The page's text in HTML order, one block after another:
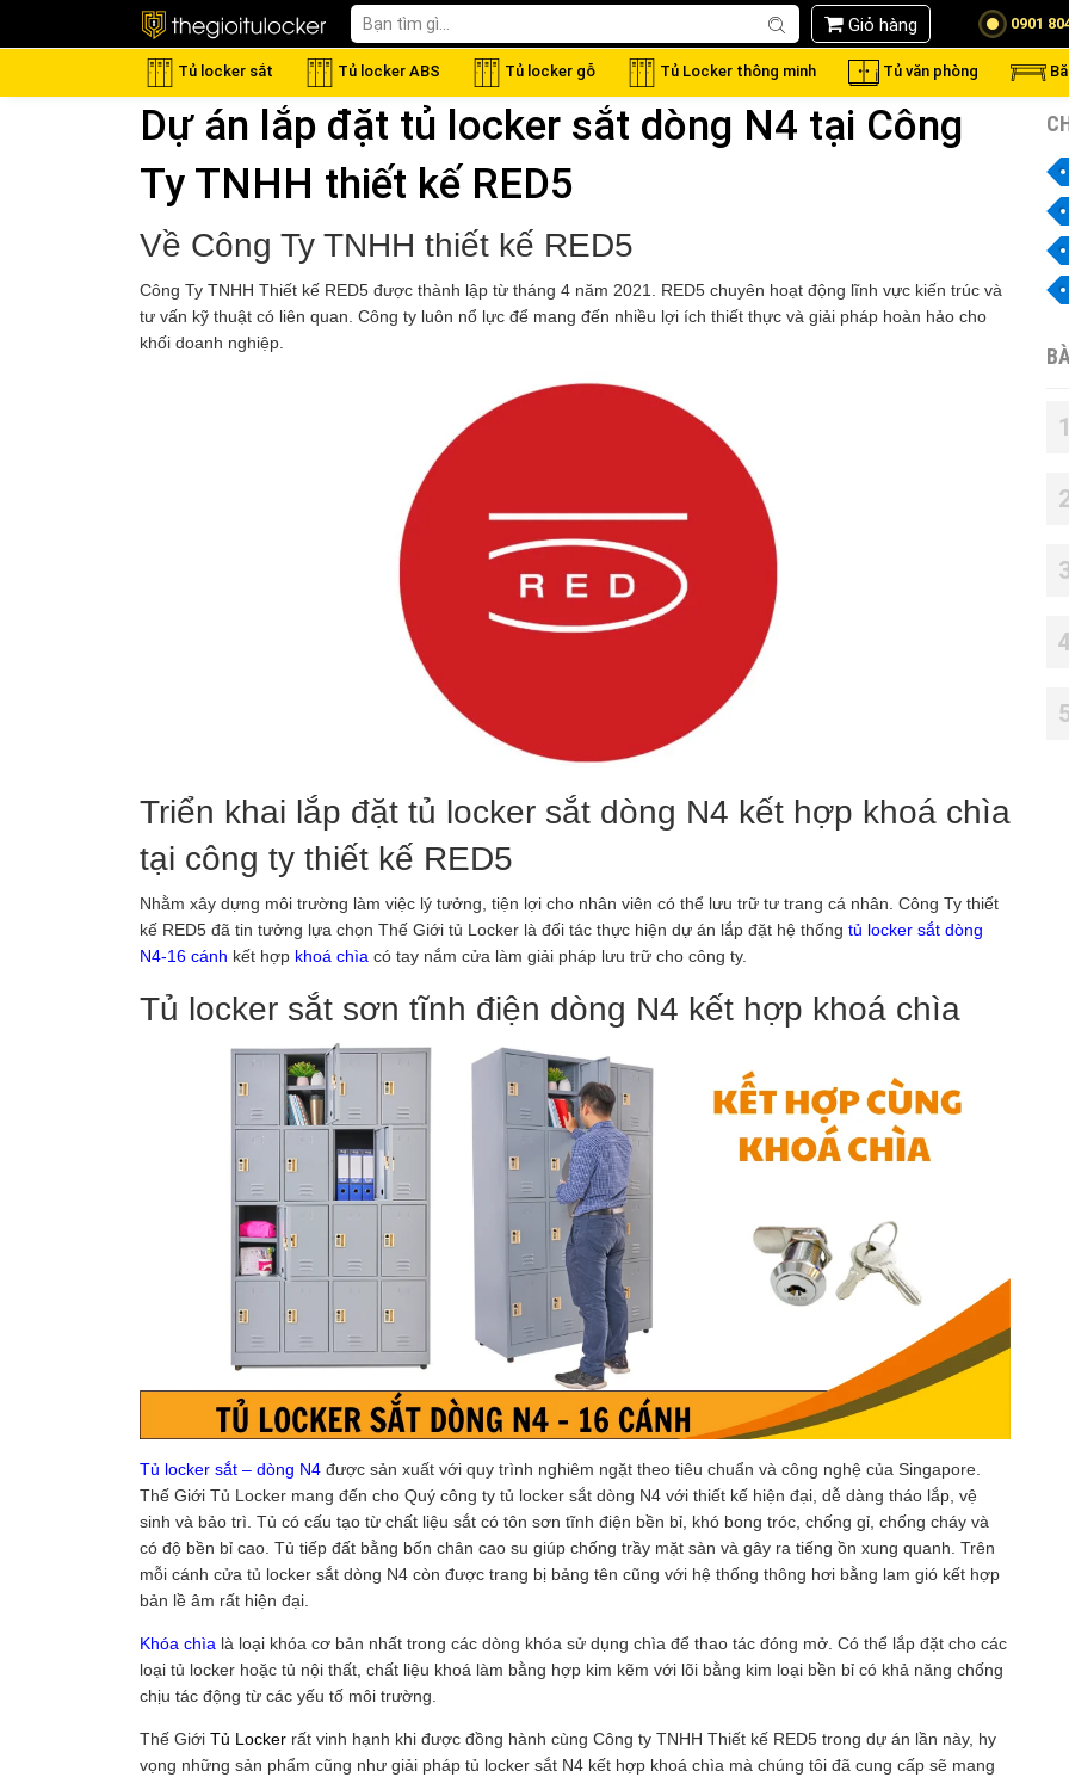
Giỏ hàng 0901
Tủ locker sắt Tủ locker ABS Tủ locker gỗ Tủ Locker thông minh Tủ văn phòng
Dự án lắp đặt tủ locker sắt dòng N4 tại Công
Ty TNHH thiết kế RED5
Về Công Ty TNHH thiết kế RED5
Công Ty TNHH Thiết kế RED5 được thành lập từ tháng 4 năm 2021. RED5 chuyên hoạt động lĩnh vực kiến trúc và
tư vấn kỹ thuật có liên quan. Công ty luôn nổ lực để mang đến nhiều lợi ích thiết thực và giải pháp hoàn hảo cho
khối doanh nghiệp.
Triển khai lắp đặt tủ locker sắt dòng N4 kết hợp khoá chìa
tại công ty thiết kế RED5
Nhằm xây dựng môi trường làm việc lý tưởng, tiện lợi cho nhân viên có thể lưu trữ tư trang cá nhân. Công Ty thiết
kế RED5 đã tin tưởng lựa chọn Thế Giới tủ Locker là đối tác thực hiện dự án lắp đặt hệ thống tủ locker sắt dòng
N4-16 cánh kết hợp khoá chìa có tay nắm cửa làm giải pháp lưu trữ cho công ty.
Tủ locker sắt sơn tĩnh điện dòng N4 kết hợp khoá chìa
Tủ locker sắt – dòng N4 được sản xuất với quy trình nghiêm ngặt theo tiêu chuẩn và công nghệ của Singapore.
Thế Giới Tủ Locker mang đến cho Quý công ty tủ locker sắt dòng N4 với thiết kế hiện đại, dễ dàng tháo lắp, vệ
sinh và bảo trì. Tủ có cấu tạo từ chất liệu sắt có tôn sơn tĩnh điện bền bỉ, khó bong tróc, chống gỉ, chống cháy và
có độ bền bỉ cao. Tủ tiếp đất bằng bốn chân cao su giúp chống trầy mặt sàn và gây ra tiếng ồn xung quanh. Trên
mỗi cánh cửa tủ locker sắt dòng N4 còn được trang bị bảng tên cũng với hệ thống thông hơi bằng lam gió kết hợp
bản lề âm rất hiện đại.
Khóa chìa là loại khóa cơ bản nhất trong các dòng khóa sử dụng chìa để thao tác đóng mở. Có thể lắp đặt cho các
loại tủ locker hoặc tủ nội thất, chất liệu khoá làm bằng hợp kim kẽm với lõi bằng kim loại bền bỉ có khả năng chống
chịu tác động từ các yếu tố môi trường.
Thế Giới Tủ Locker rất vinh hạnh khi được đồng hành cùng Công ty TNHH Thiết kế RED5 trong dự án lần này, hy
vọng những sản phẩm cũng như giải pháp tủ locker sắt N4 kết hợp khoá chìa mà chúng tôi đã cung cấp sẽ mang
1
4